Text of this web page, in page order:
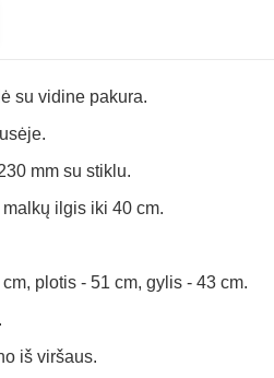
su vidine pakura.
mm su stiklu.
ilgis iki 40 cm.
plotis - 51 cm, gylis - 43 cm.
iš viršaus.